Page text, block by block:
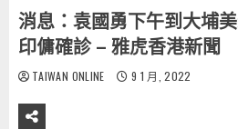
消息：袁國勇下午到大埔
印傭確診 – 雅虎香港新聞
TAIWAN ONLINE 9 1 月, 2022